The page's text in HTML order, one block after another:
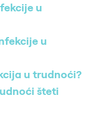
u
u
u trudnoći?
šteti